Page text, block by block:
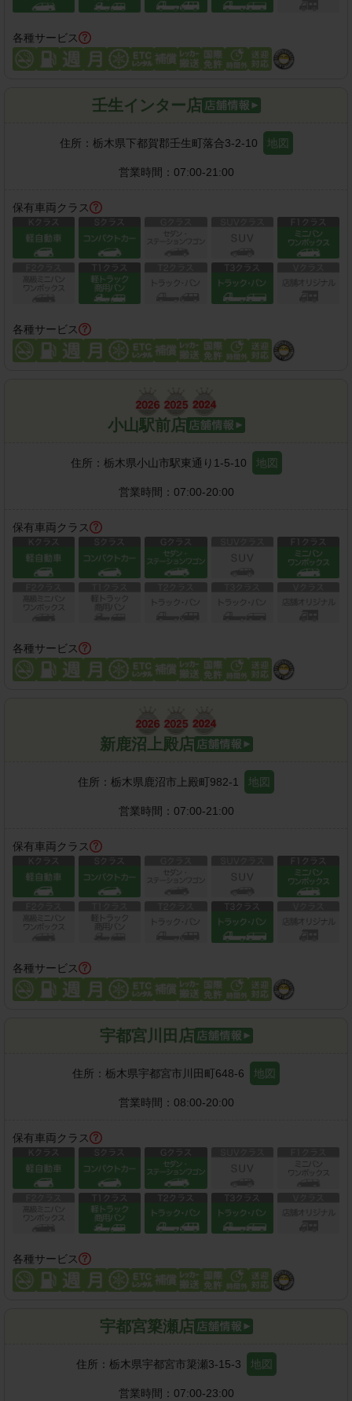
各種サービス
壬生インター店
住所： 栃木県下都賀郡壬生町落合3-2-10 地図
営業時間： 07:00-21:00
保有車両クラス
各種サービス
小山駅前店
住所： 栃木県小山市駅東通り1-5-10 地図
営業時間： 07:00-20:00
保有車両クラス
各種サービス
新鹿沼上殿店
住所： 栃木県鹿沼市上殿町982-1 地図
営業時間： 07:00-21:00
保有車両クラス
各種サービス
宇都宮川田店
住所： 栃木県宇都宮市川田町648-6 地図
営業時間： 08:00-20:00
保有車両クラス
各種サービス
宇都宮簗瀬店
住所： 栃木県宇都宮市簗瀬3-15-3 地図
営業時間： 07:00-23:00